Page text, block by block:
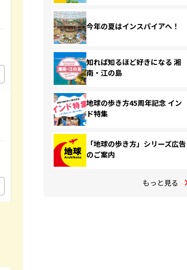
今年の夏はインスパイアへ！
知れば知るほど好きになる 湘
南・江の島
地球の歩き方45周年記念 イン
ド特集
「地球の歩き方」シリーズ広告
のご案内
もっと見る